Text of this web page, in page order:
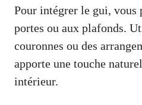
Pour intégrer le gui, vous
portes ou aux plafonds.
couronnes ou des
apporte une touche
intérieur.